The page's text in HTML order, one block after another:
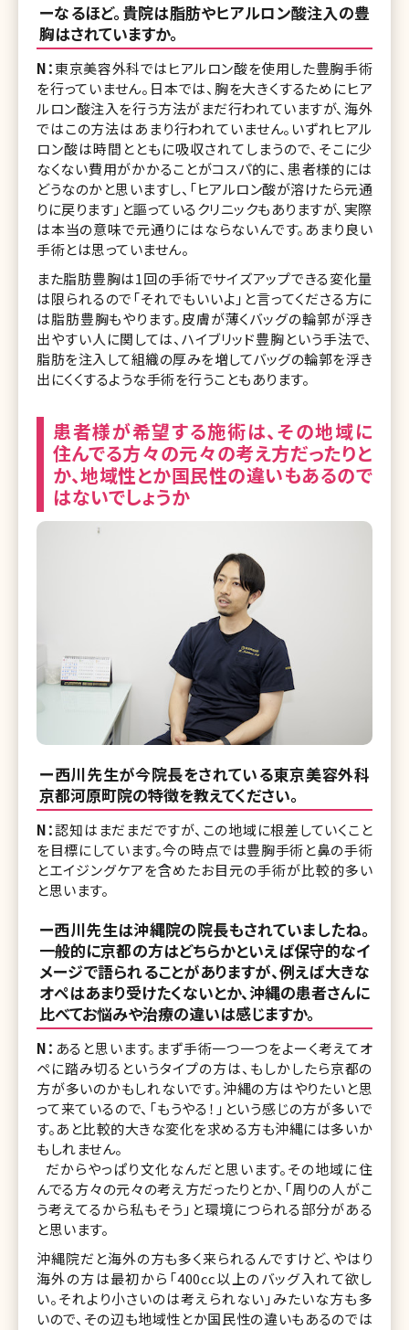
ーなるほど。貴院は脂肪やヒアルロン酸注入の豊
胸はされていますか。
N：東京美容外科ではヒアルロン酸を使用した豊胸手術
を行っていません。日本では、胸を大きくするためにヒア
ルロン酸注入を行う方法がまだ行われていますが、海外
ではこの方法はあまり行われていません。いずれヒアル
ロン酸は時間とともに吸収されてしまうので、そこに少
なくない費用がかかることがコスパ的に、患者様的には
どうなのかと思いますし、「ヒアルロン酸が溶けたら元通
りに戻ります」と謳っているクリニックもありますが、実際
は本当の意味で元通りにはならないんです。あまり良い
手術とは思っていません。
また脂肪豊胸は1回の手術でサイズアップできる変化量
は限られるので「それでもいいよ」と言ってくださる方に
は脂肪豊胸もやります。皮膚が薄くバッグの輪郭が浮き
出やすい人に関しては、ハイブリッド豊胸という手法で、
脂肪を注入して組織の厚みを増してバッグの輪郭を浮き
出にくくするような手術を行うこともあります。
患者様が希望する施術は、その地域に
住んでる方々の元々の考え方だったりと
か、地域性とか国民性の違いもあるので
はないでしょうか
ー西川先生が今院長をされている東京美容外科
京都河原町院の特徴を教えてください。
N：認知はまだまだですが、この地域に根差していくこと
を目標にしています。今の時点では豊胸手術と鼻の手術
とエイジングケアを含めたお目元の手術が比較的多い
と思います。
ー西川先生は沖縄院の院長もされていましたね。
一般的に京都の方はどちらかといえば保守的なイ
メージで語られることがありますが、例えば大きな
オペはあまり受けたくないとか、沖縄の患者さんに
比べてお悩みや治療の違いは感じますか。
N： あると思います。まず手術一つ一つをよーく考えてオ
ペに踏み切るというタイプの方は、もしかしたら京都の
方が多いのかもしれないです。沖縄の方はやりたいと思
って来ているので、「もうやる！」という感じの方が多いで
す。あと比較的大きな変化を求める方も沖縄には多いか
もしれません。
だからやっぱり文化なんだと思います。その地域に住
んでる方々の元々の考え方だったりとか、「周りの人がこ
う考えてるから私もそう」と環境につられる部分がある
と思います。
沖縄院だと海外の方も多く来られるんですけど、やはり
海外の方は最初から「400cc以上のバッグ入れて欲し
い。それより小さいのは考えられない」みたいな方も多
いので、その辺も地域性とか国民性の違いもあるのでは